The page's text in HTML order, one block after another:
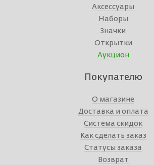
Аксессуары
Наборы
Значки
Открытки
Аукцион
Покупателю
О магазине
Доставка и оплата
Система скидок
Как сделать заказ
Статусы заказа
Возврат